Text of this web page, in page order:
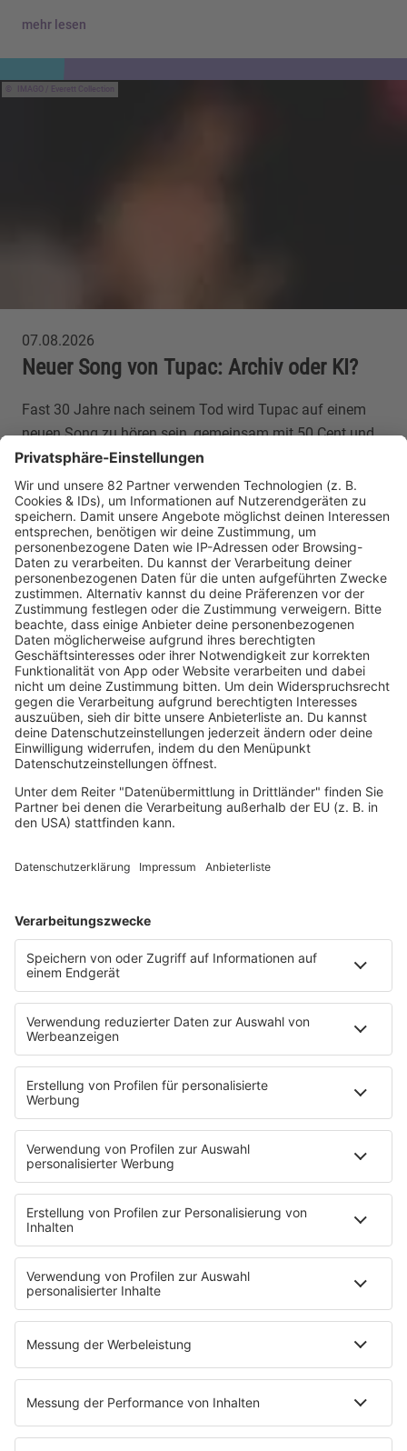
mehr lesen
IMAGO / Everett Collection
07.08.2026
Neuer Song von Tupac: Archiv oder KI?
Fast 30 Jahre nach seinem Tod wird Tupac auf einem
neuen Song zu hören sein, gemeinsam mit 50 Cent und
Eminem. Wie ist der Track entstanden?
mehr lesen
IMAGO / Everett Collection
05.08.2026
deutlich anders aus.
mehr lesen
IMAGO / UPI Photo
04.08.2026
"Nimrods": Eine Green Day Komödie im
Kino
allerdings kein Biopic: Green Days „Nimrods“ ist eine
fiktive Komödie, inspiriert von den Tourjahren der Band.